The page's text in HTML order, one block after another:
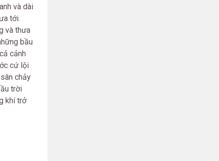
và dài
tới.
và thưa
bầu
cảnh
cứ lội
chảy
trời
khí trở